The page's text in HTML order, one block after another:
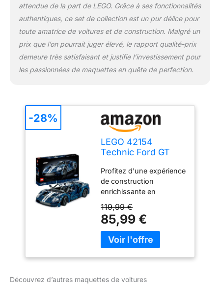
instructions numériques
Ce modèle de super-
pour les constructeurs
adultes, offrant un projet
de construction détaillé,
et constitue un excellent
attendue de la part de LEGO. Grâce à ses fonctionnalités
authentiques, ce set de collection est un pur délice pour
toute amatrice de voitures et de construction. Malgré un
prix que l’on pourrait juger élevé, le rapport qualité-prix
demeure très satisfaisant et justifie l’investissement pour
les passionnées de maquettes en quête de perfection.
LEGO 42154
Technic Ford GT
Voiture pour
Adultes à
Construire, Échelle
1:12 avec
Caractéristiques
Authentiques, Set
de Collection
Avancé
Profitez d'une expérience
de construction
enrichissante en
de la Ford GT 2022 avec
cette maquette de
voiture LEGO Technic à
l'échelle 1:12 pour adultes
119,99 €
85,99 €
-28%
Découvrez d’autres maquettes de voitures